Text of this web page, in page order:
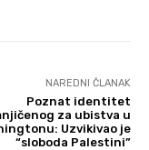
NAREDNI ČLANAK
Poznat identitet
za ubistva u
Uzvikivao je
“sloboda Palestini”